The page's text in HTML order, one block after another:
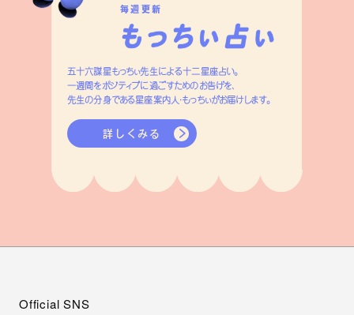
毎週更新
五十六謀星もっちぃ先生による十二星座占い。
一週間をポジティブに過ごすためのお告げを、
先生の分身である星座案内人・もっちぃがお届けします。
詳しくみる
Official SNS